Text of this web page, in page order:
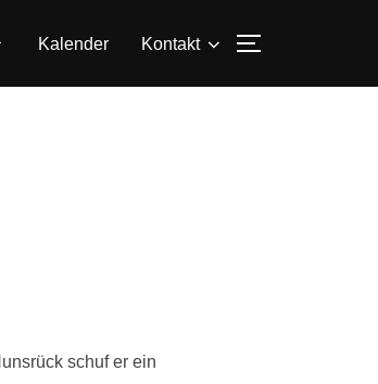
Kalender Kontakt
schuf er ein